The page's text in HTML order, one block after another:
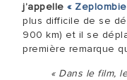
j’appelle «
plus difficile de se
900 km) et il se
première remarque
« Dans le film,